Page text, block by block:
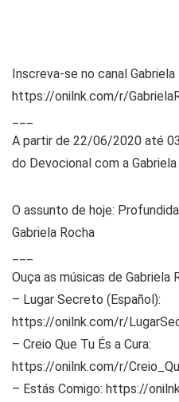
Inscreva-se no canal Gabriela
https://onilnk.com/r/
A partir de 22/06/2020 até
do Devocional com a
O assunto de hoje:
Gabriela Rocha
Ouça as músicas de Gabriela
– Lugar Secreto (Español):
https://onilnk.com/r/
– Creio Que Tu És a Cura:
https://onilnk.com/r/
– Estás Comigo: https://